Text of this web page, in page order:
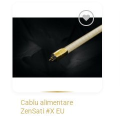
WISHLIST
Cablu alimentare
ZenSati #X EU